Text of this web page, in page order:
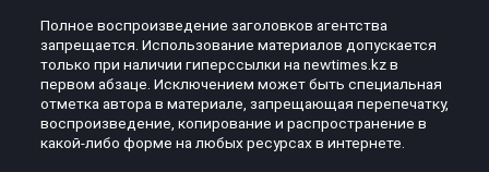
Полное воспроизведение заголовков агентства
запрещается. Использование материалов допускается
только при наличии гиперссылки на newtimes.kz в
первом абзаце. Исключением может быть специальная
отметка автора в материале, запрещающая перепечатку,
воспроизведение, копирование и распространение в
какой-либо форме на любых ресурсах в интернете.